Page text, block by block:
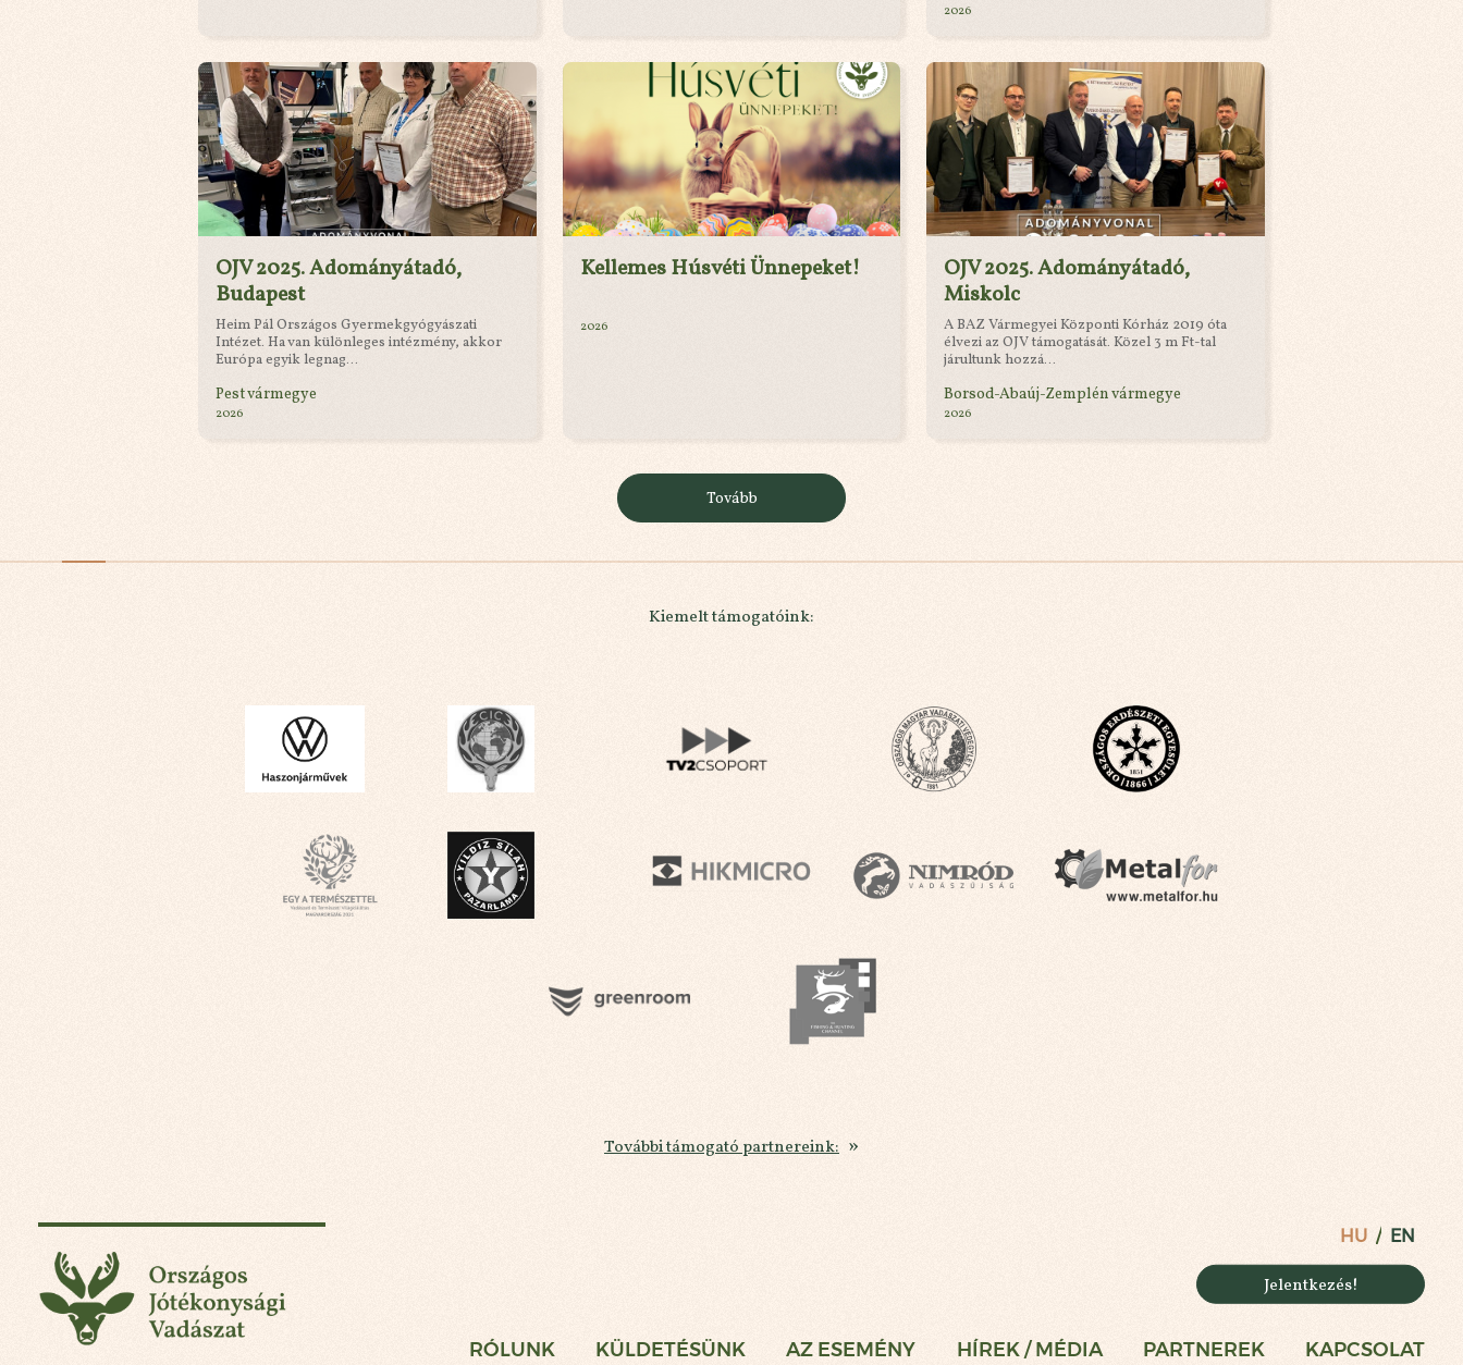
2026
OJV 2025. Adományátadó,
Budapest
Heim Pál Országos Gyermekgyógyászati
Intézet. Ha van különleges intézmény, akkor
Európa egyik legnag...
Pest vármegye
2026
Kellemes Húsvéti Ünnepeket!
2026
OJV 2025. Adományátadó,
Miskolc
A BAZ Vármegyei Központi Kórház 2019 óta
élvezi az OJV támogatását. Közel 3 m Ft-tal
járultunk hozzá...
Borsod-Abaúj-Zemplén vármegye
2026
Tovább
Kiemelt támogatóink:
További támogató partnereink:
HU EN
Jelentkezés!
RÓLUNK KÜLDETÉSÜNK AZ ESEMÉNY HÍREK / MÉDIA PARTNEREK KAPCSOLAT